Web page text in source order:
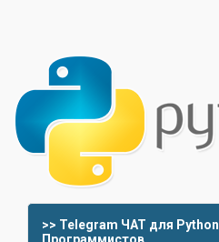
>> Telegram ЧАТ для Python